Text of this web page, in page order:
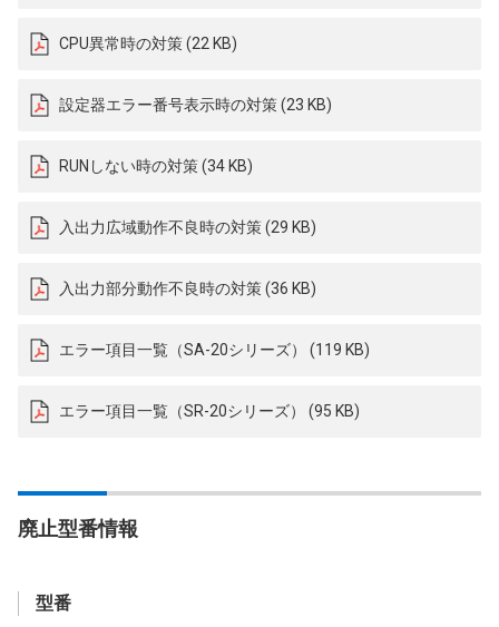
CPU異常時の対策 (22 KB)
設定器エラー番号表示時の対策 (23 KB)
RUNしない時の対策 (34 KB)
入出力広域動作不良時の対策 (29 KB)
入出力部分動作不良時の対策 (36 KB)
エラー項目一覧（SA-20シリーズ） (119 KB)
エラー項目一覧（SR-20シリーズ） (95 KB)
廃止型番情報
型番